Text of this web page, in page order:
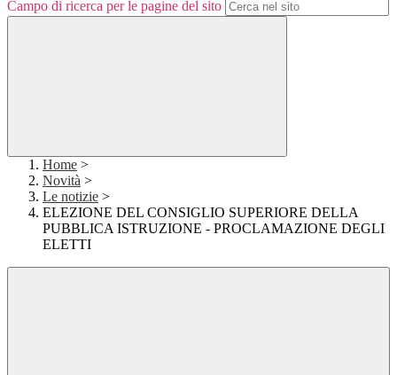
Campo di ricerca per le pagine del sito
Home >
Novità >
Le notizie >
ELEZIONE DEL CONSIGLIO SUPERIORE DELLA
PUBBLICA ISTRUZIONE - PROCLAMAZIONE DEGLI
ELETTI